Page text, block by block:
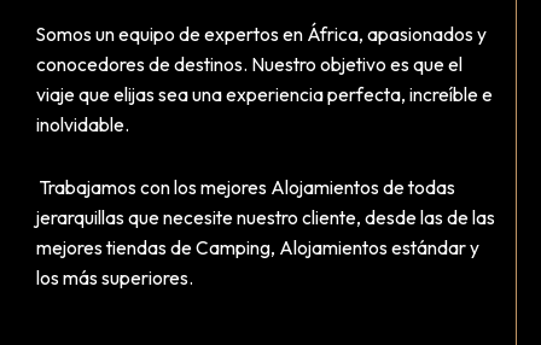
Somos un equipo de expertos en África, apasionados y
conocedores de destinos. Nuestro objetivo es que el
viaje que elijas sea una experiencia perfecta, increíble e
inolvidable.
Trabajamos con los mejores Alojamientos de todas
jerarquillas que necesite nuestro cliente, desde las de las
mejores tiendas de Camping, Alojamientos estándar y
los más superiores.